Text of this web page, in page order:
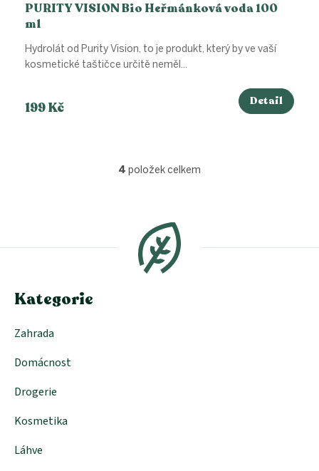
PURITY VISION Bio Heřmánková voda 100
ml
199 Kč Detail
Hydrolát od Purity Vision, to je produkt, který by ve vaší
kosmetické taštičce určitě neměl...
O
d
a
c
í
4 položek celkem
a
Kategorie
Zahrada
Domácnost
Drogerie
Kosmetika
Láhve